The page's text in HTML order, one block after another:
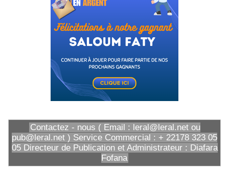
Contactez - nous ( Email : leral@leral.net ou
pub@leral.net ) Service Commercial : + 22178 323 05
05 Directeur de Publication et Administrateur : Diafara
Fofana